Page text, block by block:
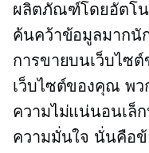
ผลิตภัณฑ์โดยอัตโน
ค้นคว้าข้อมูลมากนั
การขายบนเว็บไซ
เว็บไซต์ของคุณ พ
ความไม่แน่นอนเล็
ความมั่นใจ นั่นคือข้